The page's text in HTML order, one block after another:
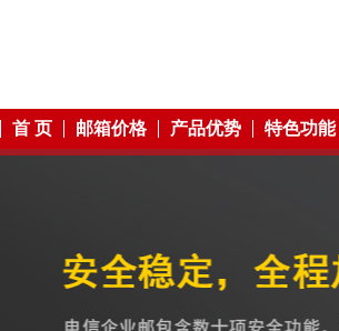
首 页 邮箱价格 产品优势 特色功能